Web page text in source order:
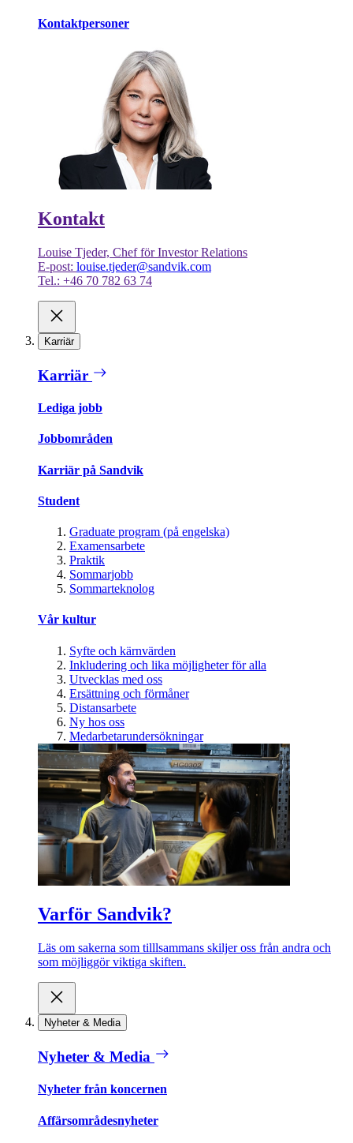
Kontaktpersoner
Kontakt
Louise Tjeder, Chef för Investor Relations
E-post: louise.tjeder@sandvik.com
Tel.: +46 70 782 63 74
Karriär
Karriär
Lediga jobb
Jobbområden
Karriär på Sandvik
Student
Graduate program (på engelska)
Examensarbete
Praktik
Sommarjobb
Sommarteknolog
Vår kultur
Syfte och kärnvärden
Inkludering och lika möjligheter för alla
Utvecklas med oss
Ersättning och förmåner
Distansarbete
Ny hos oss
Medarbetarundersökningar
Varför Sandvik?
Läs om sakerna som tilllsammans skiljer oss från andra och
som möjliggör viktiga skiften.
Nyheter & Media
Nyheter & Media
Nyheter från koncernen
Affärsområdesnyheter